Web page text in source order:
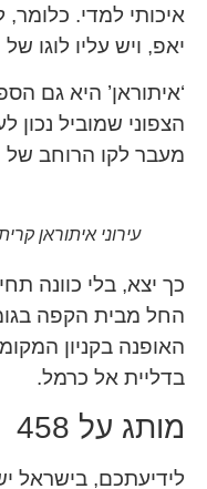
איכותי למדי.
יאפ, ויש עליו לוגו
‘איתוראן’ היא גם
הצפוני שמוביל
מעבר לקו הרוחב של
עירוני איתוראן
כך יצא, בלי כוונה
החל מבית הקפה
האופנה בקניון
בדליית אל כרמל.
מותג על 458
לידיעתכם, בישראל